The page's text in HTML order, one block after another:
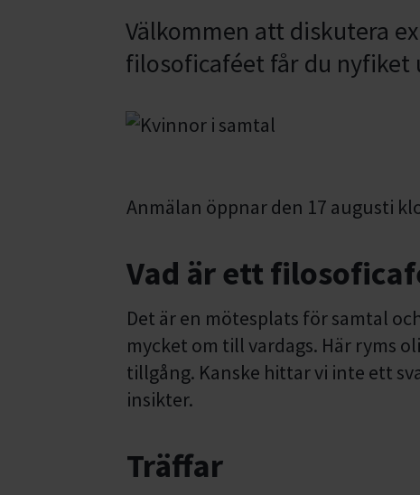
Välkommen att diskutera
filosoficaféet får du nyfiket
Anmälan öppnar den 17 augusti
Vad är ett
Det är en mötesplats för samtal
mycket om till vardags. Här ryms
tillgång. Kanske hittar vi inte ett
insikter.
Träffar